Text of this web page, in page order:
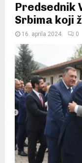
Predsednik
Srbima koji
16. aprila 2024. 0